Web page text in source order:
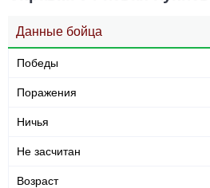
Данные бойца
Победы
Поражения
Ничья
Не засчитан
Возраст